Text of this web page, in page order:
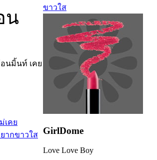
น
อนมิ้นท์ เคย
เคย
ากขาวใส
ขาวใส
GirlDome
Love Love Boy